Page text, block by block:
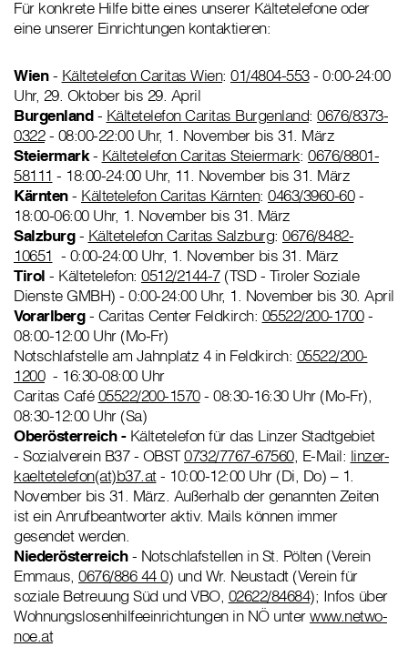
Für konkrete Hilfe bitte eines unserer Kältetelefone oder
eine unserer Einrichtungen kontaktieren:
Wien- Kältetelefon Caritas Wien: 01/4804-553- 0:00-24:00
Uhr, 29. Oktober bis 29. April
Burgenland- Kältetelefon Caritas Burgenland: 0676/8373-
0322- 08:00-22:00 Uhr, 1. November bis 31. März
Steiermark- Kältetelefon Caritas Steiermark: 0676/8801-
58111 - 18:00-24:00 Uhr, 11. November bis 31. März
Kärnten- Kältetelefon Caritas Kärnten: 0463/3960-60-
18:00-06:00 Uhr, 1. November bis 31. März
Salzburg- Kältetelefon Caritas Salzburg: 0676/8482-
10651 - 0:00-24:00 Uhr, 1. November bis 31. März
Tirol - Kältetelefon: 0512/2144-7(TSD - Tiroler Soziale
Dienste GMBH) - 0:00-24:00 Uhr, 1. November bis 30. April
Vorarlberg- Caritas Center Feldkirch: 05522/200-1700-
08:00-12:00 Uhr (Mo-Fr)
Notschlafstelle am Jahnplatz 4 in Feldkirch: 05522/200-
1200- 16:30-08:00 Uhr
Caritas Café05522/200-1570- 08:30-16:30 Uhr (Mo-Fr),
08:30-12:00 Uhr (Sa)
Oberösterreich -Kältetelefon für das Linzer Stadtgebiet
- Sozialverein B37 - OBST0732/7767-67560, E-Mail: linzer-
kaeltetelefon(at)b37.at- 10:00-12:00 Uhr (Di, Do) – 1.
November bis 31. März. Außerhalb der genannten Zeiten
ist ein Anrufbeantworter aktiv. Mails können immer
gesendet werden.
Niederösterreich- Notschlafstellen in St. Pölten (Verein
Emmaus, 0676/886 44 0) und Wr. Neustadt (Verein für
soziale Betreuung Süd und VBO, 02622/84684); Infos über
Wohnungslosenhilfeeinrichtungen in NÖ unterwww.netwo-
noe.at